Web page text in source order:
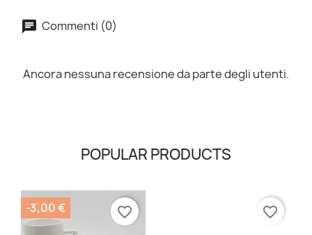
Commenti (0)
Ancora nessuna recensione da parte degli utenti.
POPULAR PRODUCTS
-3,00 € favorite_border favorite_border